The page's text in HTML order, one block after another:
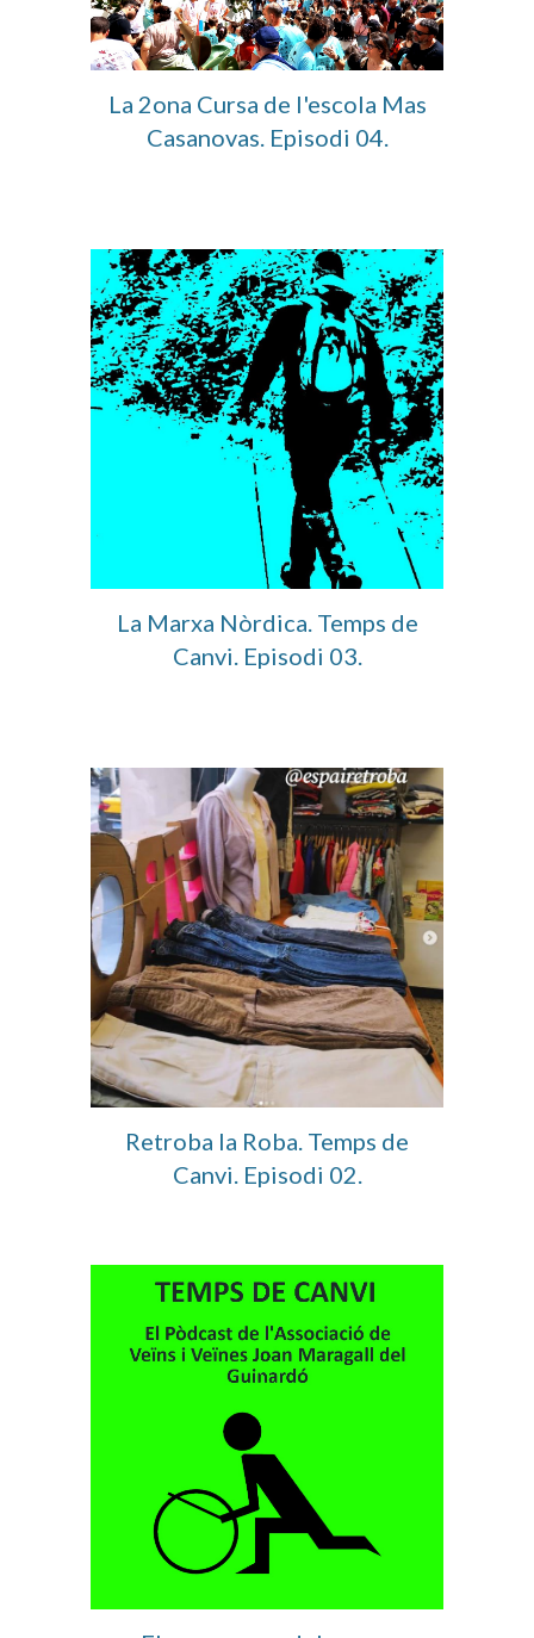
La 2ona Cursa de l'escola Mas
Casanovas.Episodi 04.
La Marxa Nòrdica . Temps de
Canvi. Episodi 03
Retroba la Roba. Temps de
Canvi. Episodi 02.